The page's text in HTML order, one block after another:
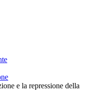
e la repressione della